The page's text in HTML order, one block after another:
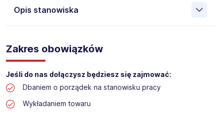
Opis stanowiska
Pośrednictwa Pracy i Doradztwa Personalnego Work &
Profit jest obecnie jedną z największych niezależnych
polskich agencji zatrudnienia. W ciągu wielu lat naszej
działalności daliśmy pracę przeszło 50 000 pracowników
w całym kraju. Skutecznie znajdujemy pracowników dla
największych firm, jak również małych rodzinnych
przedsiębiorstw w Polsce. Agencja jest wpisana pod nr
Zakres obowiązków
Jeśli do nas dołączysz będziesz się zajmować:
Dbaniem o porządek na stanowisku pracy
Wykładaniem towaru